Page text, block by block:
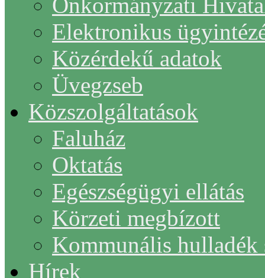
Elektronikus
Közérdekű adatok
Üvegzseb
Közszolgáltatások
Faluház
Oktatás
Egészségügyi ellátás
Körzeti megbízott
Kommunális hulladék
Hírek